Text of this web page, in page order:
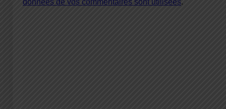
données de vos commentaires sont utilisées.